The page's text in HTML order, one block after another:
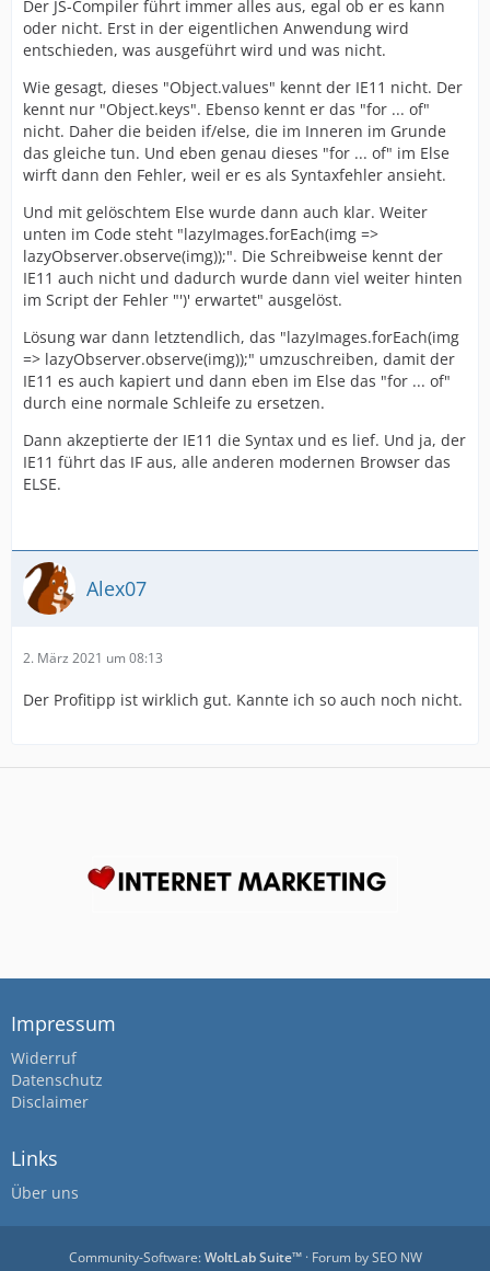
Der JS-Compiler führt immer alles aus, egal ob er es kann
oder nicht. Erst in der eigentlichen Anwendung wird
entschieden, was ausgeführt wird und was nicht.
Wie gesagt, dieses "Object.values" kennt der IE11 nicht. Der
kennt nur "Object.keys". Ebenso kennt er das "for ... of"
nicht. Daher die beiden if/else, die im Inneren im Grunde
das gleiche tun. Und eben genau dieses "for ... of" im Else
wirft dann den Fehler, weil er es als Syntaxfehler ansieht.
Und mit gelöschtem Else wurde dann auch klar. Weiter
unten im Code steht "lazyImages.forEach(img =>
lazyObserver.observe(img));". Die Schreibweise kennt der
IE11 auch nicht und dadurch wurde dann viel weiter hinten
im Script der Fehler "')' erwartet" ausgelöst.
Lösung war dann letztendlich, das "lazyImages.forEach(img
=> lazyObserver.observe(img));" umzuschreiben, damit der
IE11 es auch kapiert und dann eben im Else das "for ... of"
durch eine normale Schleife zu ersetzen.
Dann akzeptierte der IE11 die Syntax und es lief. Und ja, der
IE11 führt das IF aus, alle anderen modernen Browser das
ELSE.
Alex07
2. März 2021 um 08:13
Der Profitipp ist wirklich gut. Kannte ich so auch noch nicht.
Impressum
Widerruf
Datenschutz
Disclaimer
Links
Über uns
Community-Software:WoltLab Suite™· Forum bySEO NW